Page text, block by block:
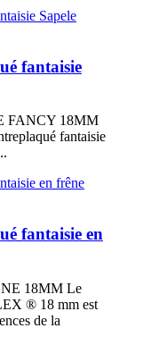
fantaisie
FANCY 18MM
fantaisie
fantaisie en
18MM Le
® 18 mm est
de la